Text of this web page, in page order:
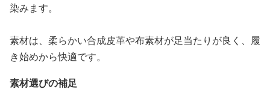
染みます。
素材は、柔らかい合成皮革や布素材が足当たりが良く、履
き始めから快適です。
素材選びの補足